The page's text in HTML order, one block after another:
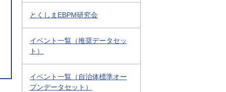
とくしまEBPM研究会
イベント一覧（推奨データセッ
ト）
イベント一覧（自治体標準オー
プンデータセット）